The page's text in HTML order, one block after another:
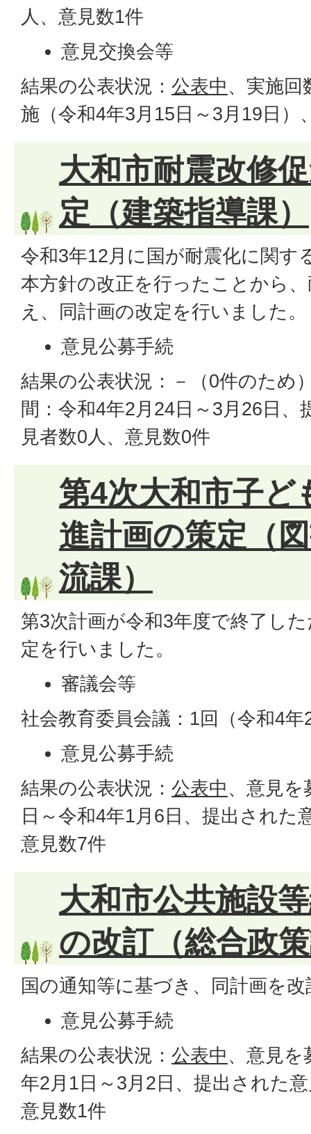
人、意見数1件
意見交換会等
結果の公表状況： 公表中、実施回
施（令和4年3月15日～3月19日）
大和市耐震改修
定（建築指導課）
令和3年12月に国が耐震化に関す
本方針の改正を行ったことから
え、同計画の改定を行いました。
意見公募手続
結果の公表状況：－（0件のため
間：令和4年2月24日～3月26日、
見者数0人、意見数0件
第4次大和市子ど
進計画の策定（
流課）
第3次計画が令和3年度で終了し
定を行いました。
審議会等
社会教育委員会議：1回（令和4年
意見公募手続
結果の公表状況： 公表中、意見を
日～令和4年1月6日、提出された
意見数7件
大和市公共施設
の改訂（総合政
国の通知等に基づき、同計画を
意見公募手続
結果の公表状況： 公表中、意見を
年2月1日～3月2日、提出された
意見数1件